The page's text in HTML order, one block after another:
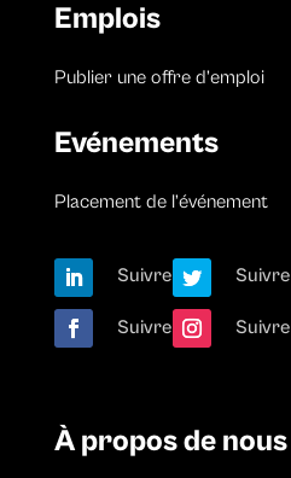
Emplois
Publier une offre d’emploi
Evénements
Placement de l’événement
Suivre Suivre
Suivre Suivre
À propos de nous